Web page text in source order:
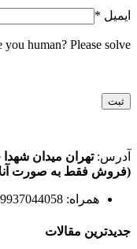
ایمیل *
you human? Please solve:
آدرس:تهران میدان شهدا خیابان 17 شهریور
(فروش فقط به صورت
همراه: 09937044058
جدیدترین مقالات